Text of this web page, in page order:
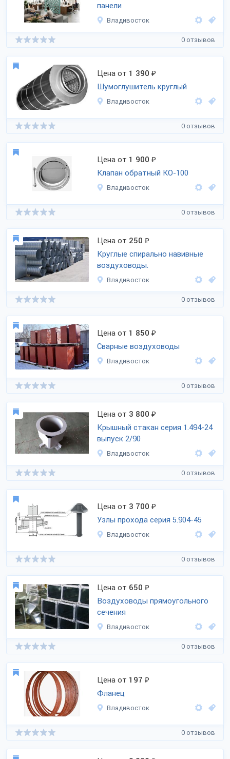
панели
Владивосток
0 отзывов
Цена от 1 390 ₽
Шумоглушитель круглый
Владивосток
0 отзывов
Цена от 1 900 ₽
Клапан обратный КО-100
Владивосток
0 отзывов
Цена от 250 ₽
Круглые спирально навивные
воздуховоды.
Владивосток
0 отзывов
Цена от 1 850 ₽
Сварные воздуховоды
Владивосток
0 отзывов
Цена от 3 800 ₽
Крышный стакан серия 1.494-24
выпуск 2/90
Владивосток
0 отзывов
Цена от 3 700 ₽
Узлы прохода серия 5.904-45
Владивосток
0 отзывов
Цена от 650 ₽
Воздуховоды прямоугольного
сечения
Владивосток
0 отзывов
Цена от 197 ₽
Фланец
Владивосток
0 отзывов